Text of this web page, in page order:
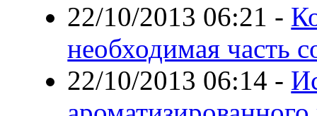
22/10/2013 06:21 -
необходимая часть
22/10/2013 06:14 -